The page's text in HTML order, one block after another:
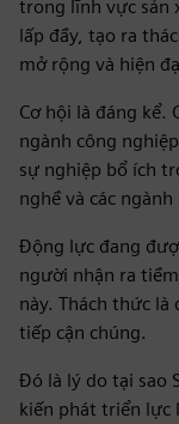
trong lĩnh vực sản
lấp đầy, tạo ra
mở rộng và hiện
Cơ hội là đáng kể.
ngành công
sự nghiệp bổ ích
nghề và các
Động lực đang
người nhận ra
này. Thách thức
tiếp cận chúng.
Đó là lý do tại sao
kiến phát triển lực